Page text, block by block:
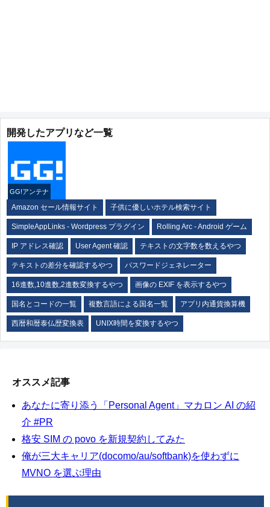
開発したアプリなど一覧
GG!アンテナ
Amazon セール情報サイト 子供に優しいホテル検索サイト
SimpleAppLinks - Wordpress プラグイン Rolling Arc - Android ゲーム
IP アドレス確認 User Agent 確認 テキストの文字数を数えるやつ
テキストの差分を確認するやつ パスワードジェネレーター
16進数,10進数,2進数変換するやつ 画像の EXIF を表示するやつ
国名とコードの一覧 複数言語による国名一覧 アプリ内通貨換算機
西暦和暦泰仏歴変換表 UNIX時間を変換するやつ
オススメ記事
あなたに寄り添う「Personal Agent」マカロン AI の紹
介 #PR
格安 SIM の povo を新規契約してみた
俺が三大キャリア(docomo/au/softbank)を使わずに
MVNO を選ぶ理由